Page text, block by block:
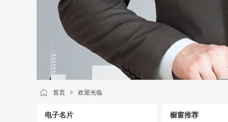
首页 > 欢迎光临
电子名片 橱窗推荐